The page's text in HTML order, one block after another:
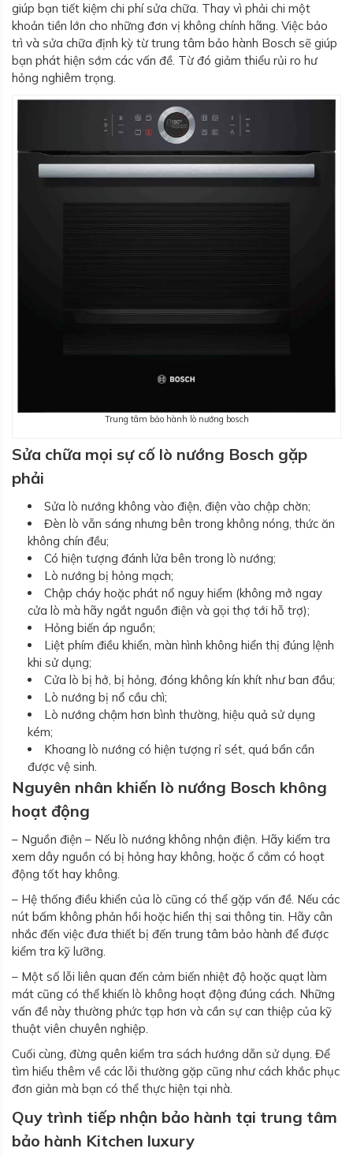
giúp bạn tiết kiệm chi phí sửa chữa. Thay vì phải chi một
khoản tiền lớn cho những đơn vị không chính hãng. Việc bảo
trì và sửa chữa định kỳ từ trung tâm bảo hành Bosch sẽ giúp
bạn phát hiện sớm các vấn đề. Từ đó giảm thiểu rủi ro hư
hỏng nghiêm trọng.
Trung tâm bảo hành lò nướng bosch
Sửa chữa mọi sự cố lò nướng Bosch gặp
phải
Sửa lò nướng không vào điện, điện vào chập chờn;
Đèn lò vẫn sáng nhưng bên trong không nóng, thức ăn
không chín đều;
Có hiện tượng đánh lửa bên trong lò nướng;
Lò nướng bị hỏng mạch;
Chập cháy hoặc phát nổ nguy hiểm (không mở ngay
cửa lò mà hãy ngắt nguồn điện và gọi thợ tới hỗ trợ);
Hỏng biến áp nguồn;
Liệt phím điều khiển, màn hình không hiển thị đúng lệnh
khi sử dụng;
Cửa lò bị hở, bị hỏng, đóng không kín khít như ban đầu;
Lò nướng bị nổ cầu chì;
Lò nướng chậm hơn bình thường, hiệu quả sử dụng
kém;
Khoang lò nướng có hiện tượng rỉ sét, quá bẩn cần
được vệ sinh.
Nguyên nhân khiến lò nướng Bosch không
hoạt động
– Nguồn điện – Nếu lò nướng không nhận điện. Hãy kiểm tra
xem dây nguồn có bị hỏng hay không, hoặc ổ cắm có hoạt
động tốt hay không.
– Hệ thống điều khiển của lò cũng có thể gặp vấn đề. Nếu các
nút bấm không phản hồi hoặc hiển thị sai thông tin. Hãy cân
nhắc đến việc đưa thiết bị đến trung tâm bảo hành để được
kiểm tra kỹ lưỡng.
– Một số lỗi liên quan đến cảm biến nhiệt độ hoặc quạt làm
mát cũng có thể khiến lò không hoạt động đúng cách. Những
vấn đề này thường phức tạp hơn và cần sự can thiệp của kỹ
thuật viên chuyên nghiệp.
Cuối cùng, đừng quên kiểm tra sách hướng dẫn sử dụng. Để
tìm hiểu thêm về các lỗi thường gặp cũng như cách khắc phục
đơn giản mà bạn có thể thực hiện tại nhà.
Quy trình tiếp nhận bảo hành tại trung tâm
bảo hành Kitchen luxury